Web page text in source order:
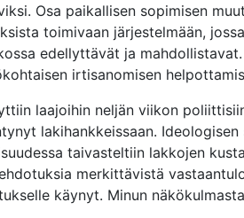
Osa paikallisen sopimisen
toimivaan järjestelmään, jossa
edellyttävät ja mahdollistavat.
irtisanomisen
laajoihin neljän viikon
lakihankkeissaan. Ideologisen
taivasteltiin lakkojen
merkittävistä
käynyt. Minun